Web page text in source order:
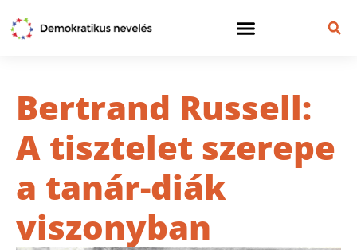
Bertrand Russell:
A tisztelet szerepe
a tanár-diák
viszonyban